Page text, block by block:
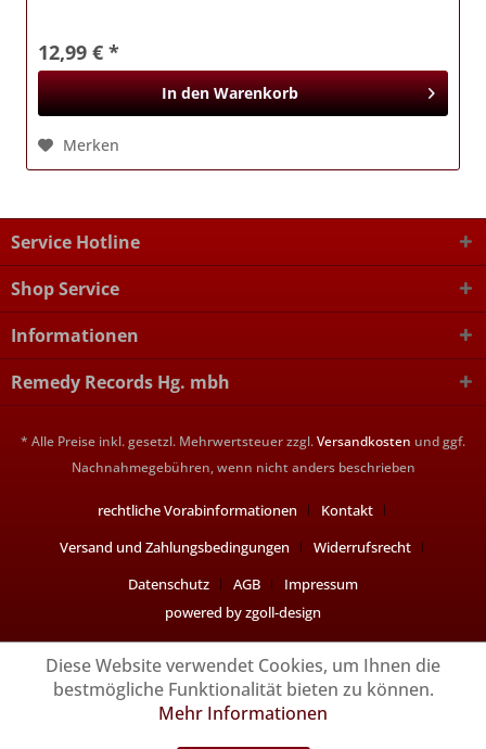
12,99 € *
In den Warenkorb
Merken
Service Hotline
Shop Service
Informationen
Remedy Records Hg. mbh
* Alle Preise inkl. gesetzl. Mehrwertsteuer zzgl.Versandkosten und ggf.
Nachnahmegebühren, wenn nicht anders beschrieben
rechtliche Vorabinformationen
Kontakt
Versand und Zahlungsbedingungen
Widerrufsrecht
Datenschutz
AGB
Impressum
powered by zgoll-design
Diese Website verwendet Cookies, um Ihnen die
bestmögliche Funktionalität bieten zu können.
Mehr Informationen